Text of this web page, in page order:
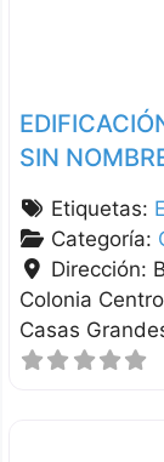
SIN
Etiquetas:
Categoría:
Dirección:
Colonia
Casas